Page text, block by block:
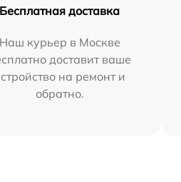
Бесплатная доставка
Наш курьер в Москве
доставит ваше
на ремонт и
обратно.